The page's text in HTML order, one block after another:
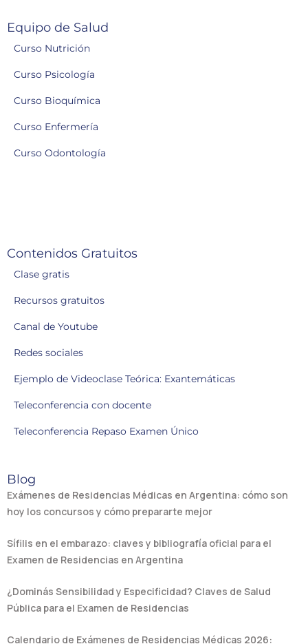
Equipo de Salud
Curso Nutrición
Curso Psicología
Curso Bioquímica
Curso Enfermería
Curso Odontología
Contenidos Gratuitos
Clase gratis
Recursos gratuitos
Canal de Youtube
Redes sociales
Ejemplo de Videoclase Teórica: Exantemáticas
Teleconferencia con docente
Teleconferencia Repaso Examen Único
Blog
Exámenes de Residencias Médicas en Argentina: cómo son
hoy los concursos y cómo prepararte mejor
Sífilis en el embarazo: claves y bibliografía oficial para el
Examen de Residencias en Argentina
¿Dominás Sensibilidad y Especificidad? Claves de Salud
Pública para el Examen de Residencias
Calendario de Exámenes de Residencias Médicas 2026: